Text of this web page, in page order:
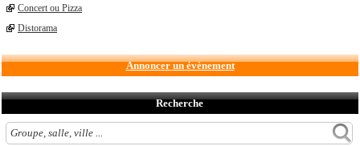
Concert ou Pizza
Distorama
Annoncer un évènement
Recherche